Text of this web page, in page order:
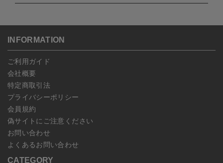
・NP後払い
沖縄：1,400円
セルは可能です。
ンセルしていただいた後、ご希望の商品のみ再度ご注文お願いしま
予約商品など一部キャンセルが出来ない場合がございます。あらか
じめご了承ください。
こちらよりご依頼ください。
INFORMATION
ご利用ガイド
会社概要
特定商取引法
プライバシーポリシー
会員規約
偽サイトにご注意ください
お問い合わせ
よくあるお問い合わせ
CATEGORY